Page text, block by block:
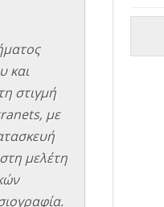
και
στιγμή
με
μελέτη